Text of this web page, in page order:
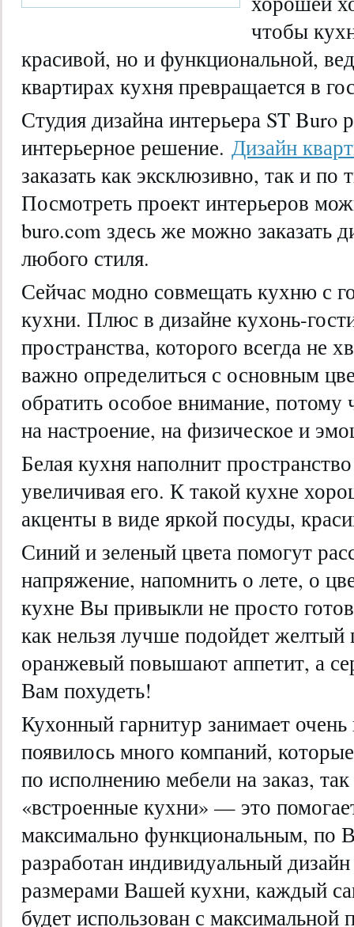
чтобы
красивой, но и функциональной,
квартирах кухня превращается в
Студия дизайна интерьера ST Buro
интерьерное решение. Дизайн
заказать как эксклюзивно, так и по
Посмотреть проект интерьеров
buro.com здесь же можно заказать
любого стиля.
Сейчас модно совмещать кухню с
кухни. Плюс в дизайне кухонь-
пространства, которого всегда не
важно определиться с основным
обратить особое внимание, потому
на настроение, на физическое и
Белая кухня наполнит
увеличивая его. К такой кухне
акценты в виде яркой посуды,
Синий и зеленый цвета помогут
напряжение, напомнить о лете, о
кухне Вы привыкли не просто
как нельзя лучше подойдет
оранжевый повышают аппетит, а
Вам похудеть!
Кухонный гарнитур занимает
появилось много компаний,
по исполнению мебели на заказ,
«встроенные кухни» — это
максимально функциональным, по
разработан индивидуальный
размерами Вашей кухни, каждый
будет использован с максимальной